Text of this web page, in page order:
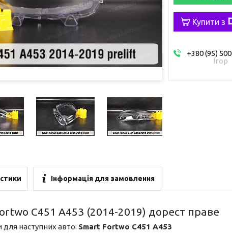
Купити з
+380 (95)
Ігор
Інформація для замовлення
C451 A453 (2014-2019) дорест праве
для наступних авто: Smart Fortwo C451 A453